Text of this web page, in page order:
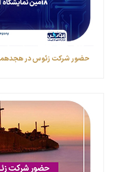
حضور شرکت زئوس در